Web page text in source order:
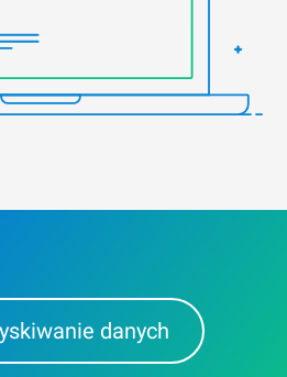
danych